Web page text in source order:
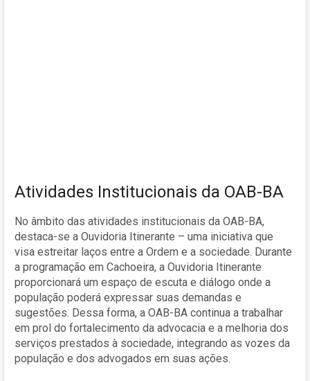
Atividades Institucionais da OAB-BA
No âmbito das atividades institucionais da OAB-BA,
destaca-se a Ouvidoria Itinerante – uma iniciativa que
visa estreitar laços entre a Ordem e a sociedade. Durante
a programação em Cachoeira, a Ouvidoria Itinerante
proporcionará um espaço de escuta e diálogo onde a
população poderá expressar suas demandas e
sugestões. Dessa forma, a OAB-BA continua a trabalhar
em prol do fortalecimento da advocacia e a melhoria dos
serviços prestados à sociedade, integrando as vozes da
população e dos advogados em suas ações.